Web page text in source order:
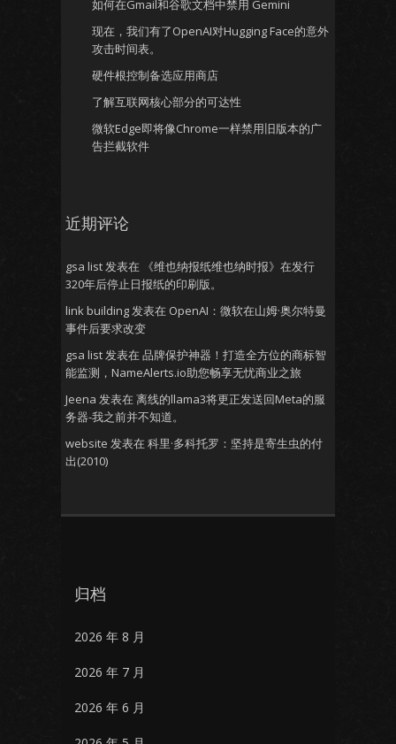
如何在Gmail和谷歌文档中禁用 Gemini
现在，我们有了OpenAI对Hugging Face的意外
攻击时间表。
硬件根控制备选应用商店
了解互联网核心部分的可达性
微软Edge即将像Chrome一样禁用旧版本的广
告拦截软件
近期评论
gsa list发表在
《维也纳报纸维也纳时报》在发行
320年后停止日报纸的印刷版。
link building发表在 OpenAI：微软在山姆·奥尔特曼
事件后要求改变
gsa list发表在 品牌保护神器！打造全方位的商标智
能监测，NameAlerts.io助您畅享无忧商业之旅
Jeena 发表在 离线的llama3将更正发送回Meta的服
务器-我之前并不知道。
website 发表在 科里·多科托罗：坚持是寄生虫的付
出(2010)
归档
2026 年 8 月
2026 年 7 月
2026 年 6 月